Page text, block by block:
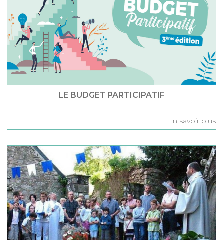
LE BUDGET PARTICIPATIF
En savoir plus